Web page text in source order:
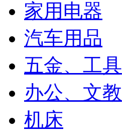
家用电器
汽车用品
五金、工具
办公、文教
机床